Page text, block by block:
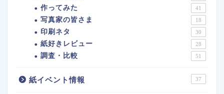
作ってみた 41
写真家の皆さま 18
印刷ネタ 30
紙好きレビュー 28
調査・比較 51
紙イベント情報 37